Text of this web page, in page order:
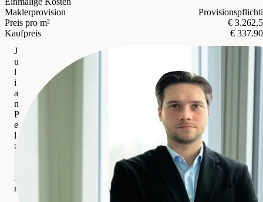
Maklerprovision
Preis pro m²
€
Kaufpreis
€
J
u
l
i
a
n
P
e
l
z
m
n
n
IMMOcontract Immobilien Vermittlung GmbH